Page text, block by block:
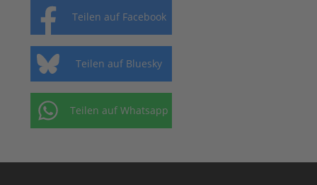
Teilen auf Facebook
Teilen auf Bluesky
Teilen auf Whatsapp